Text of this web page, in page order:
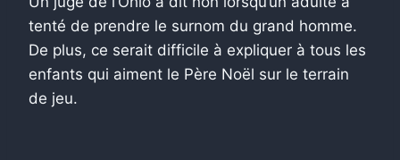
tenté de prendre le surnom du grand homme.
De plus, ce serait difficile à expliquer à tous les
enfants qui aiment le Père Noël sur le terrain
de jeu.